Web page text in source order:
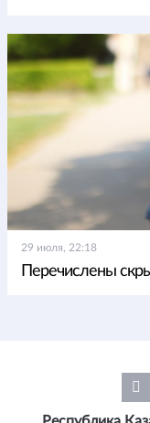
29 июля, 22:18
Перечислены